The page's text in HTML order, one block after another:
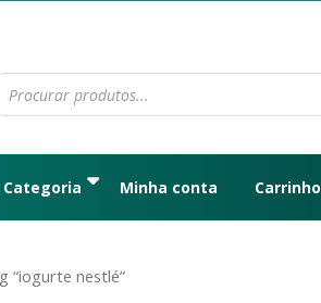
Categoria Minha conta Carrinho
“iogurte nestlé”